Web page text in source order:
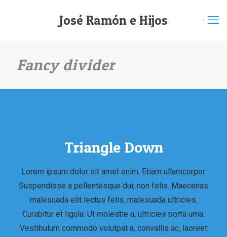
José Ramón e Hijos
Fancy divider
Triangle Down
Lorem ipsum dolor sit amet enim. Etiam ullamcorper.
Suspendisse a pellentesque dui, non felis. Maecenas
malesuada elit lectus felis, malesuada ultricies.
Curabitur et ligula. Ut molestie a, ultricies porta urna.
Vestibulum commodo volutpat a, convallis ac, laoreet